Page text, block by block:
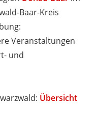
Baar-Kreis
Veranstaltungen
und
Übersicht